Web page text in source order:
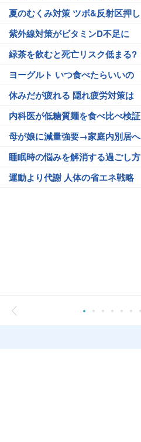
夏のむくみ対策 ツボ&反射区押し
紫外線対策がビタミンD不足に
緑茶を飲むと死亡リスク低まる?
ヨーグルト いつ食べたらいいの
休みだが疲れる 隠れ疲労対策は
内科医が低糖質麺を食べ比べ検証
母が娘に減量強要→家庭内別居へ
睡眠時の悩みを解消する過ごし方
運動より代謝 人体の省エネ戦略